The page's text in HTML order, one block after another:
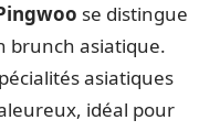
se distingue
brunch asiatique.
asiatiques
idéal pour